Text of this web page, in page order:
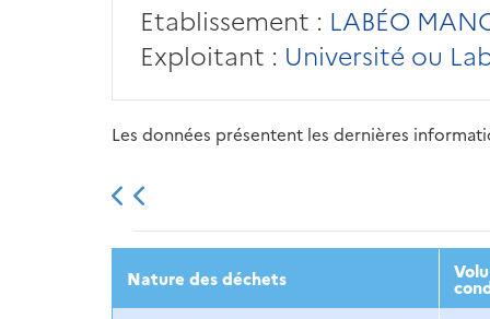
Etablissement : LABÉO
Exploitant : Université ou
Les données présentent les dernières
2013 2014 2015
Nature des déchets